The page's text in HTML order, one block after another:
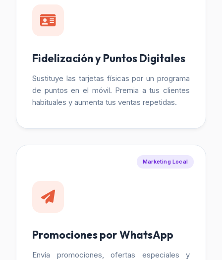
Fidelización y Puntos Digitales
Sustituye las tarjetas físicas por un programa
de puntos en el móvil. Premia a tus clientes
habituales y aumenta tus ventas repetidas.
Marketing Local
Promociones por WhatsApp
Envía promociones, ofertas especiales y